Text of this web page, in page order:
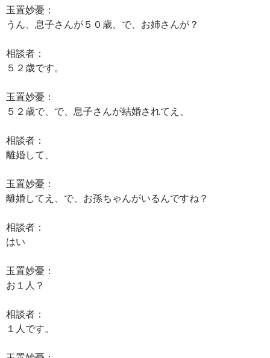
玉置妙憂：
うん、息子さんが５０歳、で、お姉さんが？
相談者：
５２歳です。
玉置妙憂：
５２歳で、で、息子さんが結婚されてえ、
相談者：
離婚して、
玉置妙憂：
離婚してえ、で、お孫ちゃんがいるんですね？
相談者：
はい
玉置妙憂：
お１人？
相談者：
１人です。